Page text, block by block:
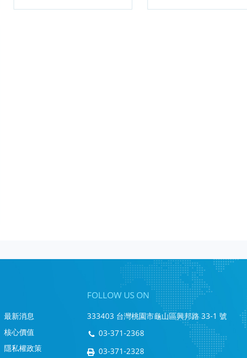
最新消息
核心價值
隱私權政策
FOLLOW US ON
333403 台灣桃園市龜山區興邦路 33-1 號
03-371-2368
03-371-2328